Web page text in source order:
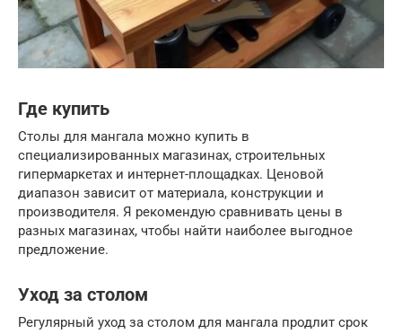
Где купить
Столы для мангала можно купить в
специализированных магазинах, строительных
гипермаркетах и интернет-площадках. Ценовой
диапазон зависит от материала, конструкции и
производителя. Я рекомендую сравнивать цены в
разных магазинах, чтобы найти наиболее выгодное
предложение.
Уход за столом
Регулярный уход за столом для мангала продлит срок